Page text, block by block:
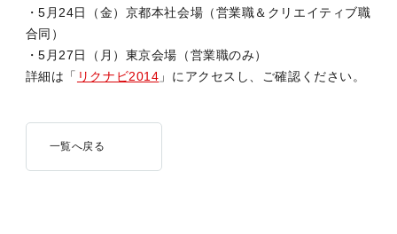
・5月24日（金）京都本社会場（営業職＆クリエイティブ職
合同）
・5月27日（月）東京会場（営業職のみ）
詳細は「 リクナビ2014 」にアクセスし、ご確認ください。
一覧へ戻る